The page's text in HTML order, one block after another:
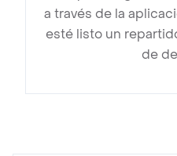
a través de la
esté listo un
de